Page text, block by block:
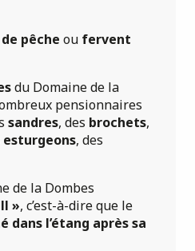
pêche ou fervent
du Domaine de la
pensionnaires
sandres, des brochets,
esturgeons, des
de la Dombes
», c’est-à-dire que le
dans l’étang après sa